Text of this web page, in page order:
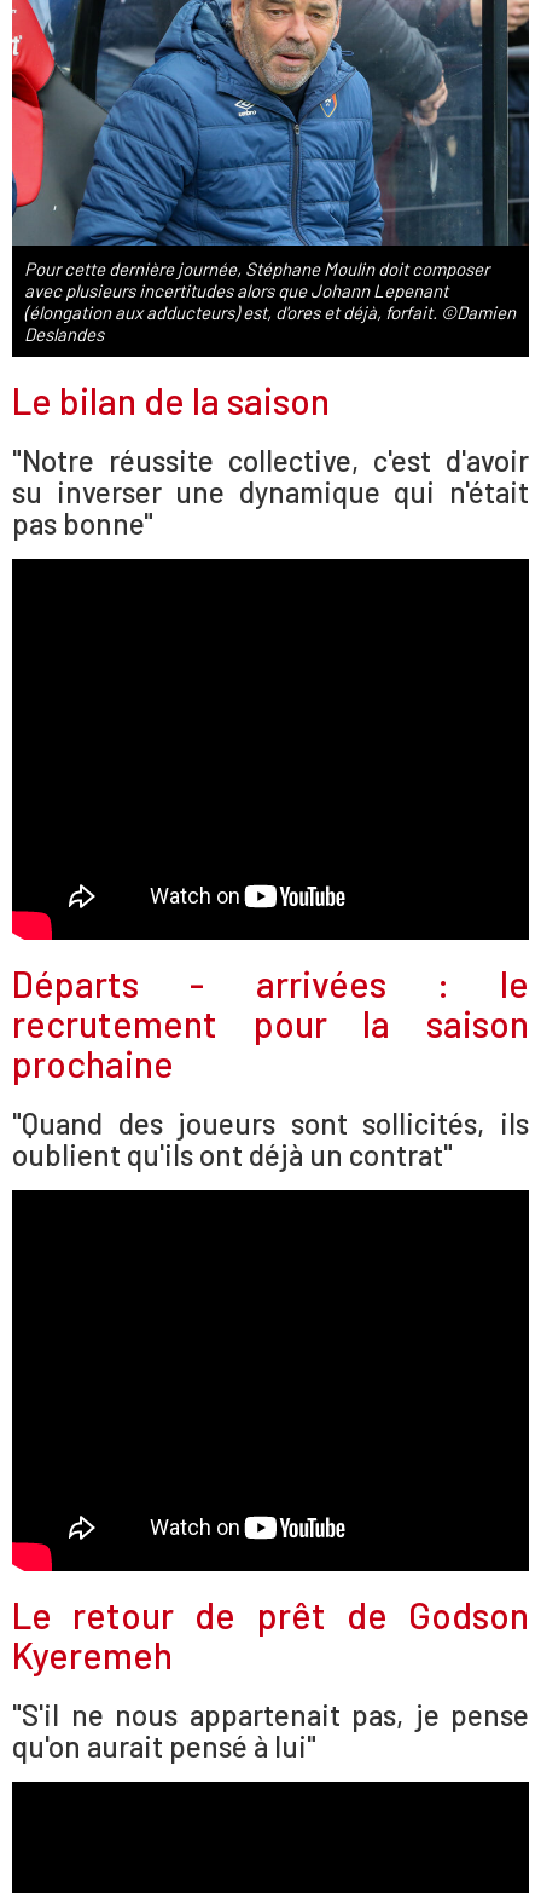
Pour cette dernière journée, Stéphane Moulin doit composer
avec plusieurs incertitudes alors que Johann Lepenant
(élongation aux adducteurs) est, d'ores et déjà, forfait. ©Damien
Deslandes
Le bilan de la saison
"Notre réussite collective, c'est d'avoir
su inverser une dynamique qui n'était
pas bonne"
Départs - arrivées : le
recrutement pour la saison
prochaine
"Quand des joueurs sont sollicités, ils
oublient qu'ils ont déjà un contrat"
Le retour de prêt de Godson
Kyeremeh
"S'il ne nous appartenait pas, je pense
qu'on aurait pensé à lui"